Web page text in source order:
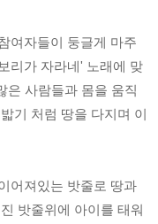
여자들이 둥글게 마주
리가 자라네' 노래에 맞
은 사람들과 몸을 움직
기 처럼 땅을 다지며 이
어져있는 밧줄로 땅과
밧줄위에 아이를 태워